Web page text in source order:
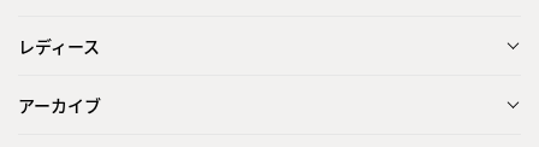
レディース
アーカイブ